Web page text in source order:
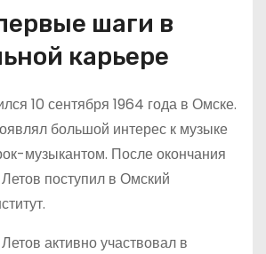
шаги в
карьере
10 сентября 1964 года в Омске.
большой интерес к музыке
музыкантом. После окончания
поступил в Омский
активно участвовал в